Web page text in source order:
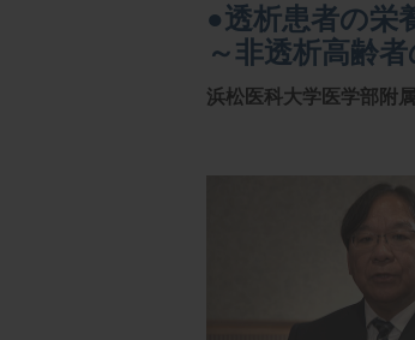
●透析患者の栄
～非透析高齢
浜松医科大学医学部附